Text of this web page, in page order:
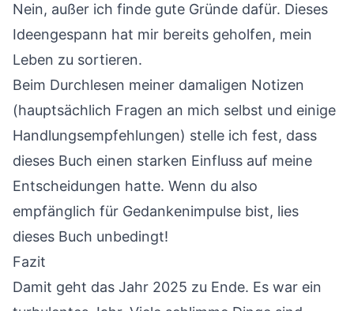
Nein, außer ich finde gute Gründe dafür. Dieses
Ideengespann hat mir bereits geholfen, mein
Leben zu sortieren.
Beim Durchlesen meiner damaligen Notizen
(hauptsächlich Fragen an mich selbst und einige
Handlungsempfehlungen) stelle ich fest, dass
dieses Buch einen starken Einfluss auf meine
Entscheidungen hatte. Wenn du also
empfänglich für Gedankenimpulse bist, lies
dieses Buch unbedingt!
Fazit
Damit geht das Jahr 2025 zu Ende. Es war ein